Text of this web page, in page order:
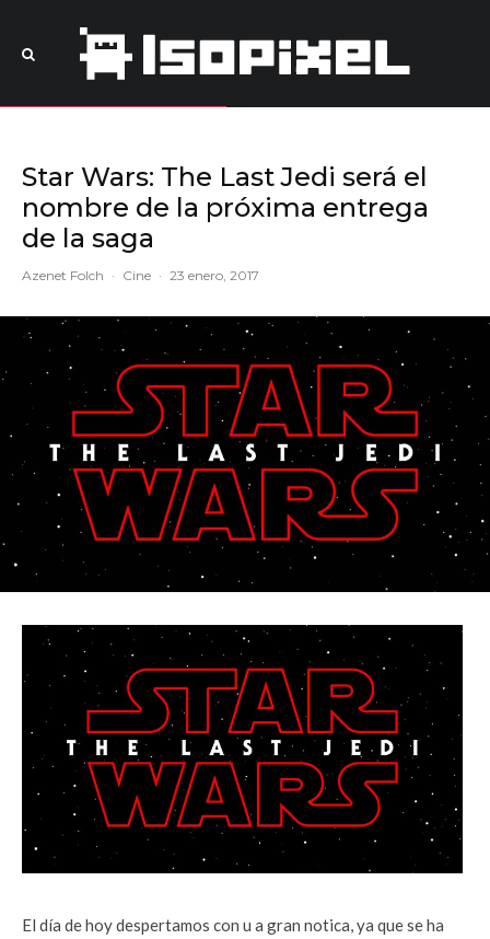
Star Wars: The Last Jedi será el
nombre de la próxima entrega
de la saga
Azenet Folch · Cine · 23 enero, 2017
El día de hoy despertamos con u a gran notica, ya que se ha